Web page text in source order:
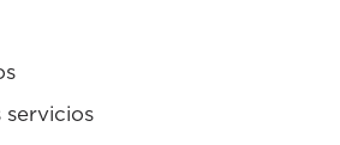
servicios